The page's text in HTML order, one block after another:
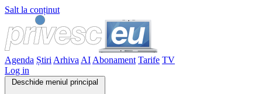
Salt la conținut
Agenda Știri Arhiva AI Abonament Tarife TV
Log in
Deschide meniul principal